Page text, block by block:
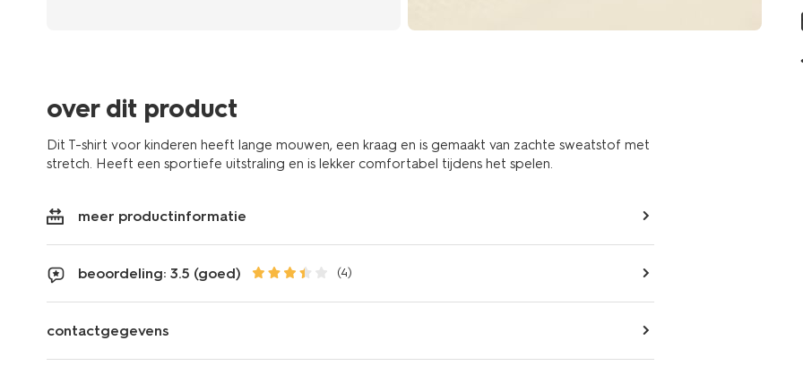
over dit product
Dit T-shirt voor kinderen heeft lange mouwen, een kraag en is gemaakt van zachte sweatstof met
stretch. Heeft een sportiefe uitstraling en is lekker comfortabel tijdens het spelen.
meer productinformatie
beoordeling: 3.5 (goed) (4)
contactgegevens